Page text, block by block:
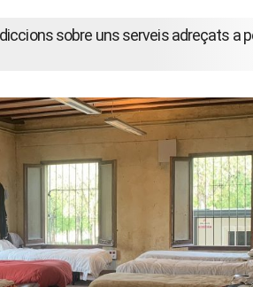
sobre uns serveis adreçats a